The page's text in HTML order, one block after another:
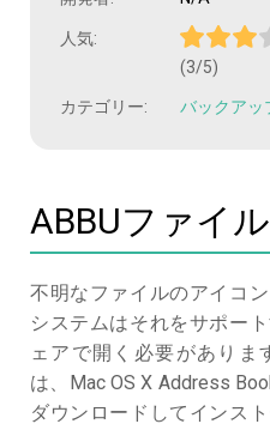
人気:
(3/5)
カテゴリー: バックアッ
ABBUファイ
不明なファイルのアイコ
システムはそれをサポー
ェアで開く必要がありま
は、Mac OS X Address
ダウンロードしてインス